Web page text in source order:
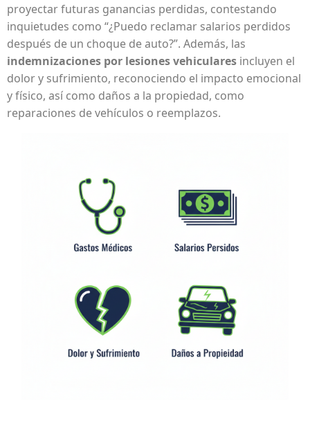
proyectar futuras ganancias perdidas, contestando
inquietudes como “¿Puedo reclamar salarios perdidos
después de un choque de auto?”. Además, las
indemnizaciones por lesiones vehiculares incluyen el
dolor y sufrimiento, reconociendo el impacto emocional
y físico, así como daños a la propiedad, como
reparaciones de vehículos o reemplazos.